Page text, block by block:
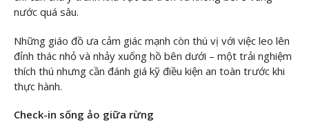
nước quá sâu.
Những giáo đồ ưa cảm giác mạnh còn thú vị với việc leo lên
đỉnh thác nhỏ và nhảy xuống hồ bên dưới – một trải nghiệm
thích thú nhưng cần đánh giá kỹ điều kiện an toàn trước khi
thực hành.
Check-in sống ảo giữa rừng